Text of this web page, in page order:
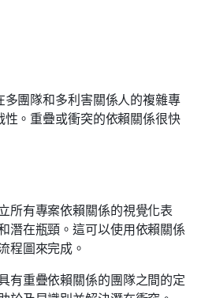
團隊和多利害關係人的複雜專
。重疊或衝突的依賴關係很快
所有專案依賴關係的視覺化表
潛在瓶頸。這可以使用依賴關係
程圖來完成。
有重疊依賴關係的團隊之間的定